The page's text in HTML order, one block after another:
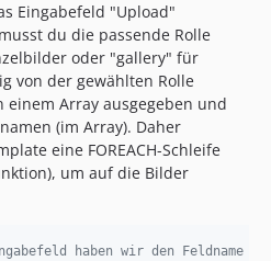
Eingabefeld "Upload"
du die passende Rolle
oder "gallery" für
von der gewählten Rolle
Array ausgegeben und
(im Array). Daher
eine FOREACH-Schleife
um auf die Bilder
haben wir den Feldname